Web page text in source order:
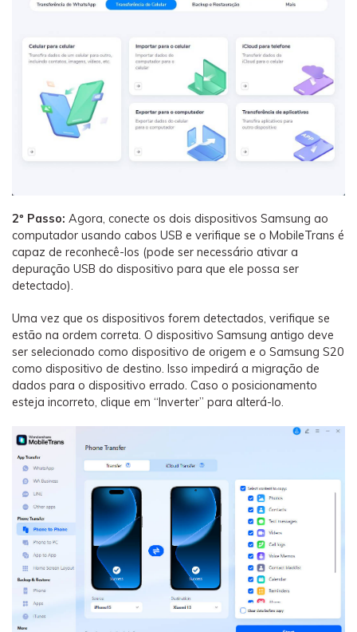
2º Passo: Agora, conecte os dois dispositivos Samsung ao
computador usando cabos USB e verifique se o MobileTrans é
capaz de reconhecê-los (pode ser necessário ativar a
depuração USB do dispositivo para que ele possa ser
detectado).
Uma vez que os dispositivos forem detectados, verifique se
estão na ordem correta. O dispositivo Samsung antigo deve
ser selecionado como dispositivo de origem e o Samsung S20
como dispositivo de destino. Isso impedirá a migração de
dados para o dispositivo errado. Caso o posicionamento
esteja incorreto, clique em “Inverter” para alterá-lo.